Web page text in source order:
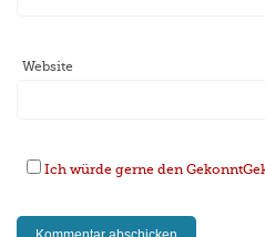
Website
Ich würde gerne den